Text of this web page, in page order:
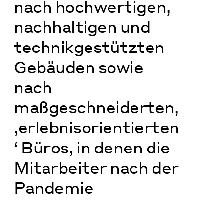
nach hochwertigen,
nachhaltigen und
technikgestützten
Gebäuden sowie
nach
maßgeschneiderten,
‚erlebnisorientierten
‘ Büros, in denen die
Mitarbeiter nach der
Pandemie